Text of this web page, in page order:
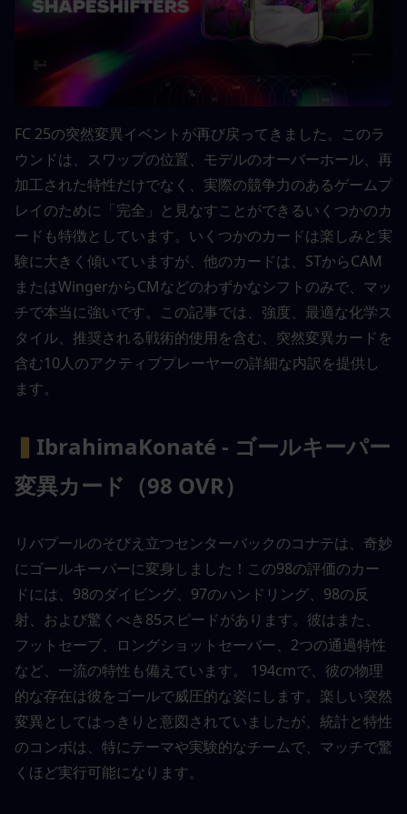
FC 25の突然変異イベントが再び戻ってきました。このラ
ウンドは、スワップの位置、モデルのオーバーホール、再
加工された特性だけでなく、実際の競争力のあるゲームプ
レイのために「完全」と見なすことができるいくつかのカ
ードも特徴としています。いくつかのカードは楽しみと実
験に大きく傾いていますが、他のカードは、STからCAM
またはWingerからCMなどのわずかなシフトのみで、マッ
チで本当に強いです。この記事では、強度、最適な化学ス
タイル、推奨される戦術的使用を含む、突然変異カードを
含む10人のアクティブプレーヤーの詳細な内訳を提供し
ます。
▍ IbrahimaKonaté - ゴールキーパー
変異カード（98 OVR）
リバプールのそびえ立つセンターバックのコナテは、奇妙
にゴールキーパーに変身しました！この98の評価のカー
ドには、98のダイビング、​​97のハンドリング、98の反
射、および驚くべき85スピードがあります。彼はまた、
フットセーブ、ロングショットセーバー、2つの通過特性
など、一流の特性も備えています。 194cmで、彼の物理
的な存在は彼をゴールで威圧的な姿にします。楽しい突然
変異としてはっきりと意図されていましたが、統計と特性
のコンボは、特にテーマや実験的なチームで、マッチで驚
くほど実行可能になります。